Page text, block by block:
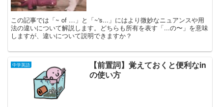
この記事では「~ of …」と「~'s...」にはより微妙なニュアンスや用
法の違いについて解説します。どちらも所有を表す「...の〜」を意味
しますが、違いについて説明できますか？
中学英語
【前置詞】覚えておくと便利なin
の使い方